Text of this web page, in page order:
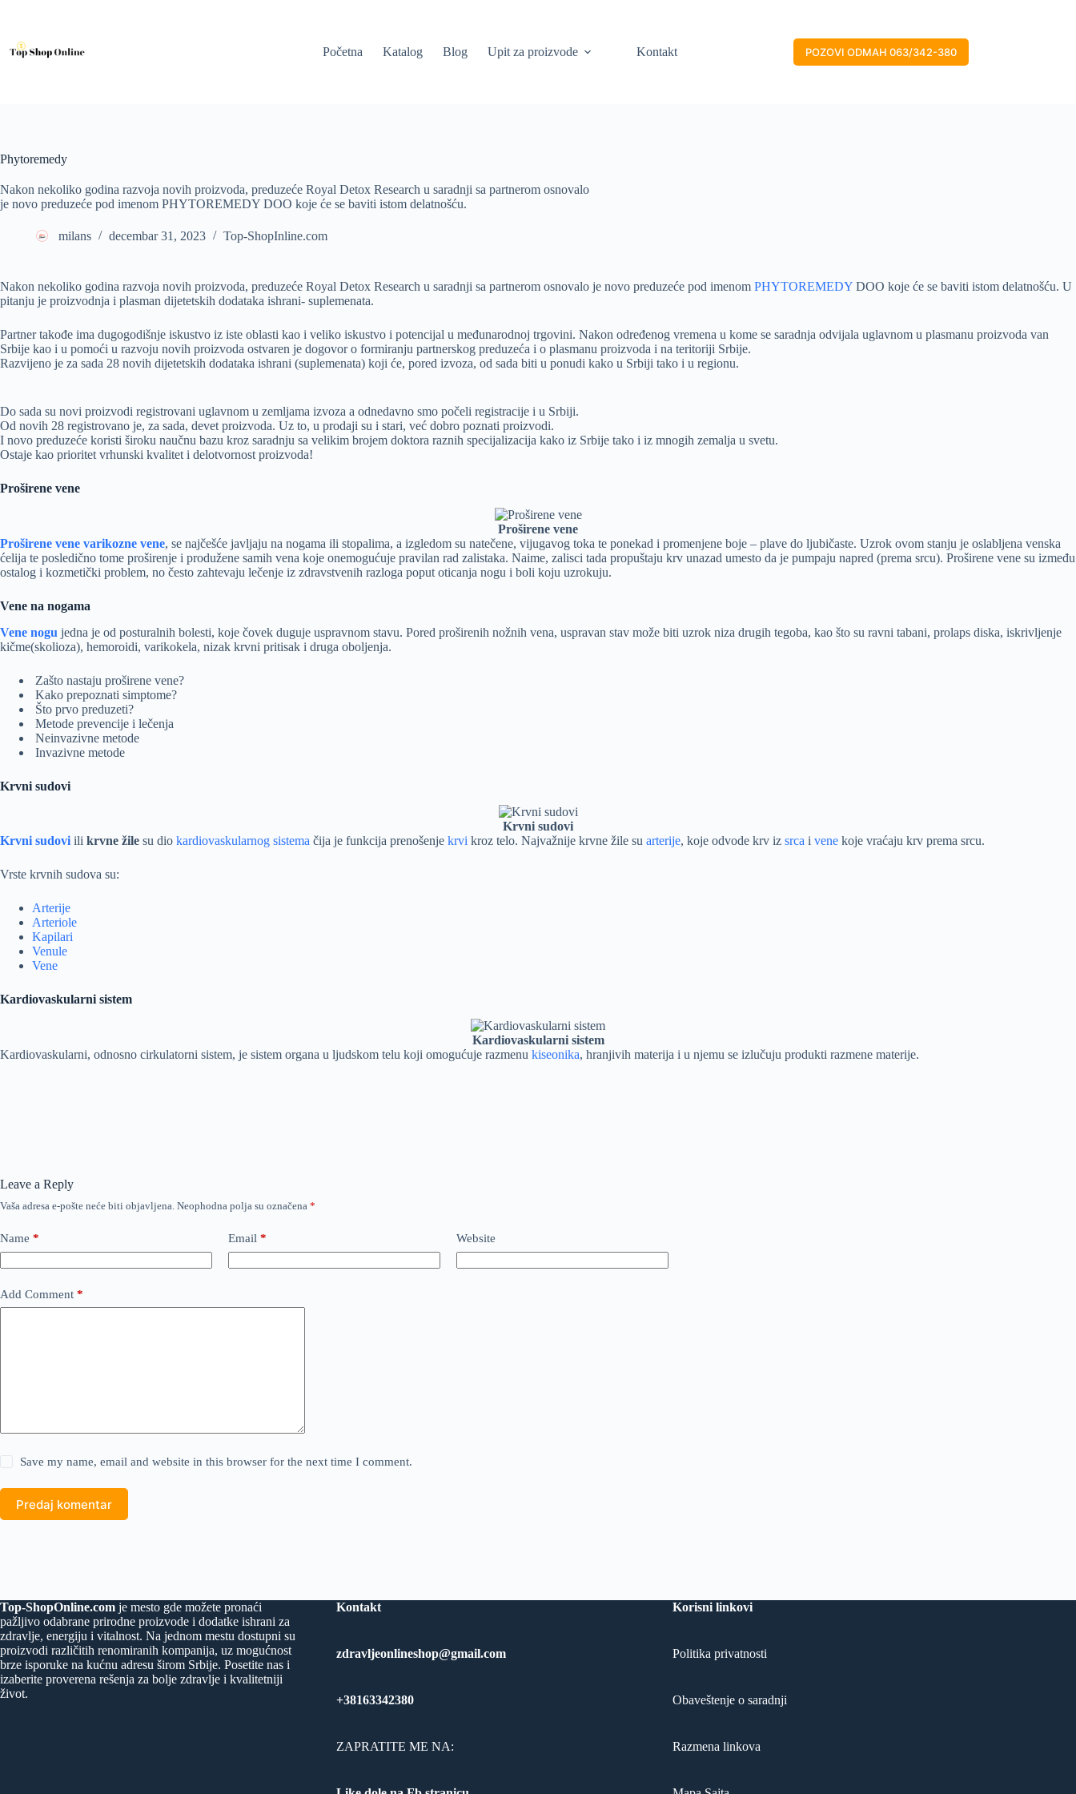
Početna
Katalog Blog Upit za proizvode Kontakt POZOVI ODMAH 063/342-380
Phytoremedy
Nakon nekoliko godina razvoja novih proizvoda, preduzeće Royal Detox Research u saradnji sa partnerom osnovalo
je novo preduzeće pod imenom PHYTOREMEDY DOO koje će se baviti istom delatnošću.
milans decembar 31, 2023 Top-ShopInline.com
Nakon nekoliko godina razvoja novih proizvoda, preduzeće Royal Detox Research u saradnji sa partnerom osnovalo je novo preduzeće pod imenom PHYTOREMEDY DOO koje će se baviti istom delatnošću. U
pitanju je proizvodnja i plasman dijetetskih dodataka ishrani- suplemenata.
Partner takođe ima dugogodišnje iskustvo iz iste oblasti kao i veliko iskustvo i potencijal u međunarodnoj trgovini. Nakon određenog vremena u kome se saradnja odvijala uglavnom u plasmanu proizvoda van
Srbije kao i u pomoći u razvoju novih proizvoda ostvaren je dogovor o formiranju partnerskog preduzeća i o plasmanu proizvoda i na teritoriji Srbije.
Razvijeno je za sada 28 novih dijetetskih dodataka ishrani (suplemenata) koji će, pored izvoza, od sada biti u ponudi kako u Srbiji tako i u regionu.
Do sada su novi proizvodi registrovani uglavnom u zemljama izvoza a odnedavno smo počeli registracije i u Srbiji.
Od novih 28 registrovano je, za sada, devet proizvoda. Uz to, u prodaji su i stari, već dobro poznati proizvodi.
I novo preduzeće koristi široku naučnu bazu kroz saradnju sa velikim brojem doktora raznih specijalizacija kako iz Srbije tako i iz mnogih zemalja u svetu.
Ostaje kao prioritet vrhunski kvalitet i delotvornost proizvoda!
Proširene vene
Proširene vene
Proširene vene varikozne vene, se najčešće javljaju na nogama ili stopalima, a izgledom su natečene, vijugavog toka te ponekad i promenjene boje – plave do ljubičaste. Uzrok ovom stanju je oslabljena venska
ćelija te posledično tome proširenje i produžene samih vena koje onemogućuje pravilan rad zalistaka. Naime, zalisci tada propuštaju krv unazad umesto da je pumpaju napred (prema srcu). Proširene vene su između
ostalog i kozmetički problem, no često zahtevaju lečenje iz zdravstvenih razloga poput oticanja nogu i boli koju uzrokuju.
Vene na nogama
Vene nogu jedna je od posturalnih bolesti, koje čovek duguje uspravnom stavu. Pored proširenih nožnih vena, uspravan stav može biti uzrok niza drugih tegoba, kao što su ravni tabani, prolaps diska, iskrivljenje
kičme(skolioza), hemoroidi, varikokela, nizak krvni pritisak i druga oboljenja.
Zašto nastaju proširene vene?
Kako prepoznati simptome?
Što prvo preduzeti?
Metode prevencije i lečenja
Neinvazivne metode
Invazivne metode
Krvni sudovi
Krvni sudovi
Krvni sudovi ili krvne žile su dio kardiovaskularnog sistema čija je funkcija prenošenje krvi kroz telo. Najvažnije krvne žile su arterije, koje odvode krv iz srca i vene koje vraćaju krv prema srcu.
Vrste krvnih sudova su:
Arterije
Arteriole
Kapilari
Venule
Vene
Kardiovaskularni sistem
Kardiovaskularni sistem
Kardiovaskularni, odnosno cirkulatorni sistem, je sistem organa u ljudskom telu koji omogućuje razmenu kiseonika, hranjivih materija i u njemu se izlučuju produkti razmene materije.
Leave a Reply
Vaša adresa e-pošte neće biti objavljena. Neophodna polja su označena *
Name * Email * Website
Add Comment *
Save my name, email and website in this browser for the next time I comment.
Predaj komentar
Top-ShopOnline.com je mesto gde možete pronaći
pažljivo odabrane prirodne proizvode i dodatke ishrani za
zdravlje, energiju i vitalnost. Na jednom mestu dostupni su
proizvodi različitih renomiranih kompanija, uz mogućnost
brze isporuke na kućnu adresu širom Srbije. Posetite nas i
izaberite proverena rešenja za bolje zdravlje i kvalitetniji
život.
Kontakt
zdravljeonlineshop@gmail.com
+38163342380
ZAPRATITE ME NA:
Korisni linkovi
Politika privatnosti
Obaveštenje o saradnji
Razmena linkova